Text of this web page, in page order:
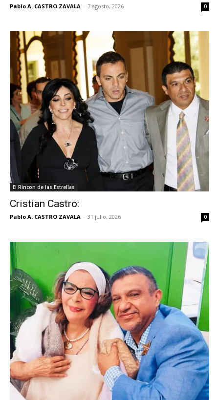
Pablo A. CASTRO ZAVALA - 7 agosto, 2026 0
El Rincon de las Estrellas
Cristian Castro:
Pablo A. CASTRO ZAVALA - 31 julio, 2026 0